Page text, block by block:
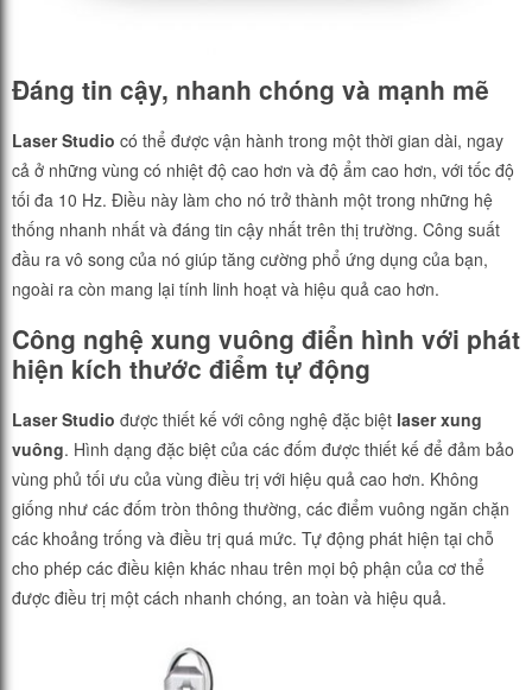
Đáng tin cậy, nhanh chóng và mạnh mẽ
Laser Studio có thể được vận hành trong một thời gian dài, ngay
cả ở những vùng có nhiệt độ cao hơn và độ ẩm cao hơn, với tốc độ
tối đa 10 Hz. Điều này làm cho nó trở thành một trong những hệ
thống nhanh nhất và đáng tin cậy nhất trên thị trường. Công suất
đầu ra vô song của nó giúp tăng cường phổ ứng dụng của bạn,
ngoài ra còn mang lại tính linh hoạt và hiệu quả cao hơn.
Công nghệ xung vuông điển hình với phát
hiện kích thước điểm tự động
Laser Studio được thiết kế với công nghệ đặc biệt laser xung
vuông. Hình dạng đặc biệt của các đốm được thiết kế để đảm bảo
vùng phủ tối ưu của vùng điều trị với hiệu quả cao hơn. Không
giống như các đốm tròn thông thường, các điểm vuông ngăn chặn
các khoảng trống và điều trị quá mức. Tự động phát hiện tại chỗ
cho phép các điều kiện khác nhau trên mọi bộ phận của cơ thể
được điều trị một cách nhanh chóng, an toàn và hiệu quả.